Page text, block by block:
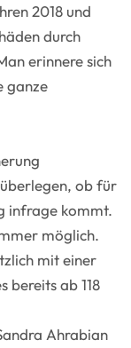
2018 und
durch
erinnere sich
ganze
ob für
infrage kommt.
möglich.
mit einer
bereits ab 118
Ahrabian